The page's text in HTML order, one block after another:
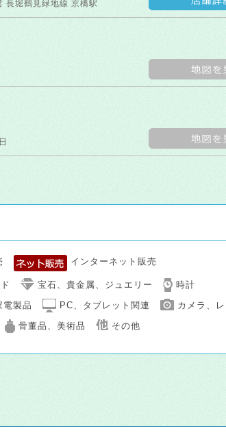
営 長堀鶴見緑地線
インターネット販売
宝石、貴金属、ジュエリー
時計
電製品 PC、タブレット関連
カメラ、
骨董品、美術品 その他